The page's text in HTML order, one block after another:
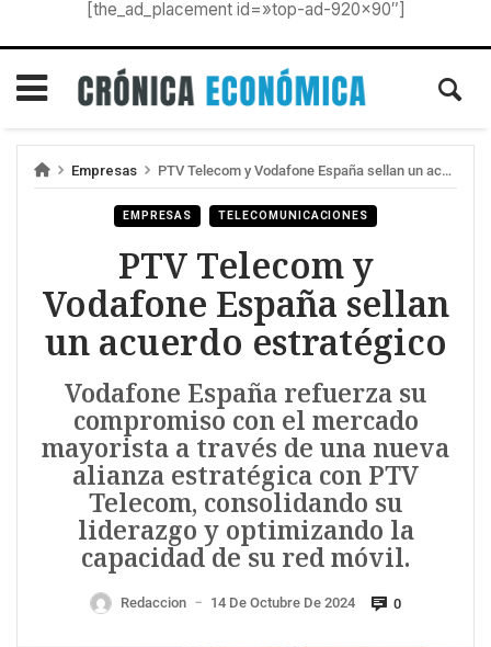
[the_ad_placement id=»top-ad-920×90″]
Empresas PTV Telecom y Vodafone España sellan un acuerdo estratégico
EMPRESAS TELECOMUNICACIONES
PTV Telecom y
Vodafone España sellan
un acuerdo estratégico
Vodafone España refuerza su
compromiso con el mercado
mayorista a través de una nueva
alianza estratégica con PTV
Telecom, consolidando su
liderazgo y optimizando la
capacidad de su red móvil.
Redaccion — 14 De Octubre De 2024 0